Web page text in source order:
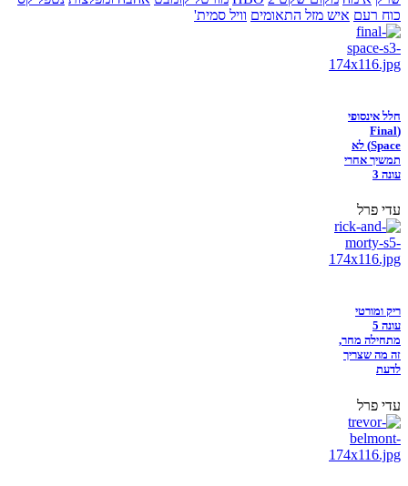
כוח רעם איש מזל התאומים וויל סמית'
חלל אינסופי
(Final
Space) לא
תמשיך אחרי
עונה 3
עדי פרל
ריק ומורטי
עונה 5
מתחילה מחר,
זה מה שצריך
לדעת
עדי פרל